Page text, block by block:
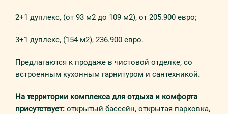
2+1 дуплекс, (от 93 м2 до 109 м2), от 205.900 евро;
3+1 дуплекс, (154 м2), 236.900 евро.
Предлагаются к продаже в чистовой отделке, со
встроенным кухонным гарнитуром и сантехникой.
На территории комплекса для отдыха и комфорта
присутствует: открытый бассейн, открытая парковка,